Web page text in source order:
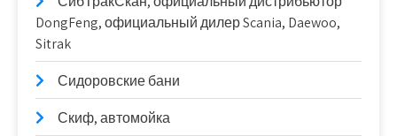
DongFeng, официальный дилер Scania, Daewoo,
Sitrak
Сидоровские бани
Скиф, автомойка